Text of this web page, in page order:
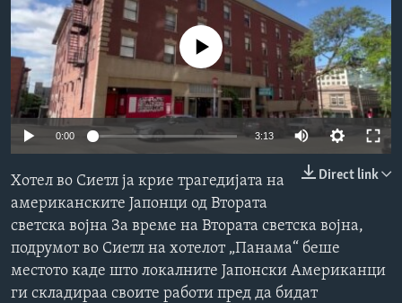
УМЕТНОСТ И ЗАБАВА
ИНТЕРВЈУА
Јазици
No media source currently available
0:00 3:13
Direct link
Хотел во Сиетл ја крие трагедијата на
американските Јапонци од Втората
светска војна За време на Втората светска војна,
подрумот во Сиетл на хотелот „Панама“ беше
местото каде што локалните Јапонски Американци
ги складираа своите работи пред да бидат